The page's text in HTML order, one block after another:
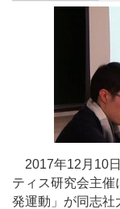
2017年12月10
ティス研究会主
発運動」が同志社